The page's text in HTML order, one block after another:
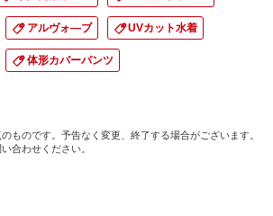
アルヴォ―ブ UVカット水着
体形カバーパンツ
ものです。予告なく変更、終了する場合がございます。
合わせください。